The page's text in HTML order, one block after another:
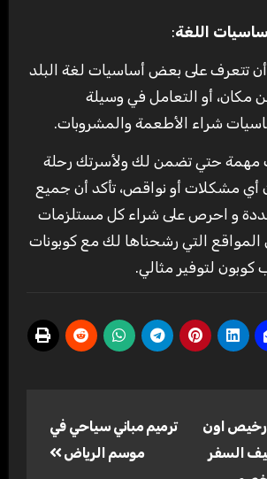
اللغة:
تتعرف على بعض أساسيات لغة البلد
أو التعامل في وسيلة
شراء الأطعمة والمشروبات.
مهمة حتي تضمن لك ولأسرتك رحلة
أي مشكلات أو نواقص، تأكد أن جميع
و احرص على شراء كل مستلزمات
المواقع التي رشحناها لك مع كوبونات
لتوفير مثالي.
اون
السفر
ترميم مباني سياحي في
موسم الرياض